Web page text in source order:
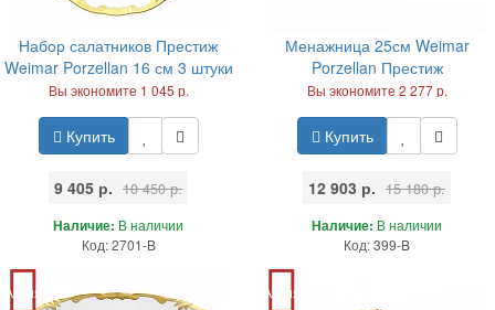
Набор салатников Престиж
Weimar Porzellan 16 см 3 штуки
Вы экономите 1 045 р.
Купить
9 405 р. 10 450 р.
Наличие: В наличии
Код: 2701-B
Менажница 25см Weimar
Porzellan Престиж
Вы экономите 2 277 р.
Купить
12 903 р. 15 180 р.
Наличие: В наличии
Код: 399-B
Акция Акция